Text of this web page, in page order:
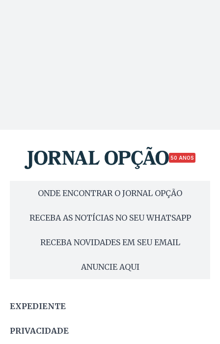
50 ANOS
ONDE ENCONTRAR O JORNAL OPÇÃO
RECEBA AS NOTÍCIAS NO SEU WHATSAPP
RECEBA NOVIDADES EM SEU EMAIL
ANUNCIE AQUI
EXPEDIENTE
PRIVACIDADE